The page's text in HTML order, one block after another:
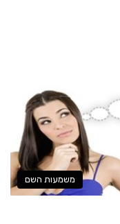
משמעות השם